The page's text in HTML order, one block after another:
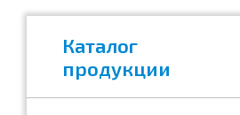
Каталог
продукции